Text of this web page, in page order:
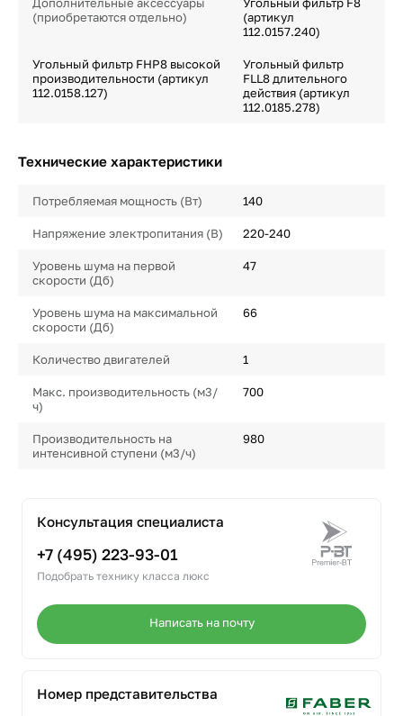
(приобретаются отдельно)
(артикул
112.0157.240)
Угольный фильтр FHP8 высокой
производительности (артикул
112.0158.127)
Угольный фильтр
FLL8 длительного
действия (артикул
112.0185.278)
Технические характеристики
Потребляемая мощность (Вт) 140
Напряжение электропитания (В) 220-240
Уровень шума на первой
скорости (Дб)
47
Уровень шума на максимальной
скорости (Дб)
66
Количество двигателей 1
Макс. производительность (м3/
ч)
700
Производительность на
интенсивной ступени (м3/ч)
980
Консультация специалиста
+7 (495) 223-93-01
Подобрать технику класса люкс
Написать на почту
Номер представительства